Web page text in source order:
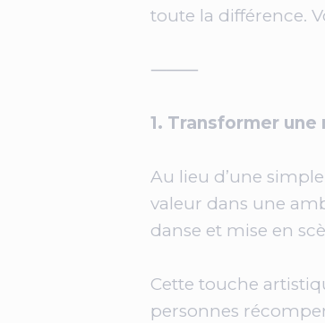
toute la différence.
⸻
1. Transformer
Au lieu d’une
valeur dans une
danse et mise en
Cette touche
personnes